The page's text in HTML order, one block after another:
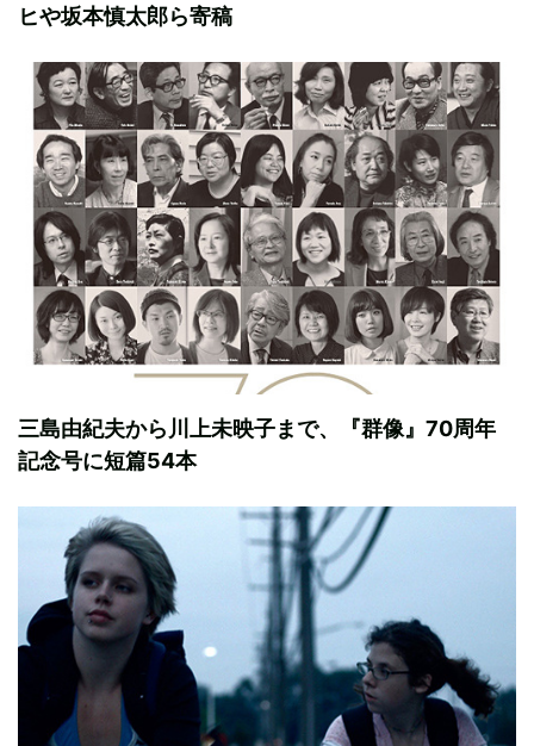
ヒや坂本慎太郎ら寄稿
三島由紀夫から川上未映子まで、『群像』70周年
記念号に短篇54本